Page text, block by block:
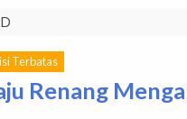
Terbatas
Renang